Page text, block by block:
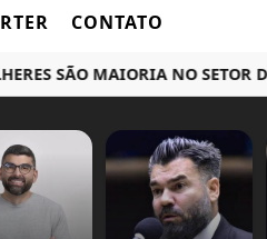
CONTATO
SÃO MAIORIA NO SETOR DE